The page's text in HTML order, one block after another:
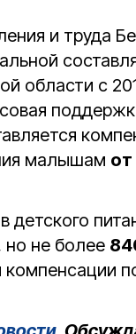
и труда
области с
малышам
не более
компенсации